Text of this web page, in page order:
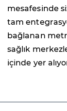
mesafesinde
tam
bağlanan
sağlık
içinde yer